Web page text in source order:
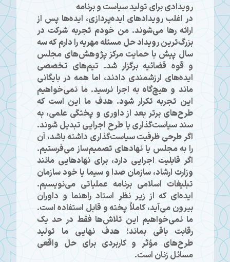
رویدادی برای تولید سیاست و برنامه
در اغلب رویدادهای ایده‌پردازی، ایده‌ها پس از
ارائه رها می‌شوند. من خودم تجربه شرکت در
بزرگ‌ترین رویداد حل مسئله مهریه را دارم که سه
سال پیش با حمایت مرکز پژوهش‌های مجلس
و قوه قضائیه برگزار شد. تیم‌های تخصصی
ایده‌های ارزشمندی دادند، اما همه در بایگانی
ماند و هیچ‌گاه به اجرا نرسید. ما نمی‌خواهیم
این تجربه تکرار شود. هدف ما این است که
طرح‌های برتر بعد از داوری و پختگی علمی، به
سند سیاست‌گذاری یا طرح اجرایی تبدیل شوند.
اگر طرحی ظرفیت سیاست‌گذاری داشته باشد، آن
را به مجلس یا نهادهای تصمیم‌ساز می‌فرستیم.
اگر قابلیت اجرایی دارد، برای نهادهایی مانند
وزارت ارشاد، سازمان صدا و سیما یا خود سازمان
تبلیغات اسلامی برنامه عملیاتی می‌نویسیم.
ایده‌ای که از زیر نظر استاد راهنما و داوران
بیرون می‌آید، کاملاً پخته و قابل استفاده است.
ما نمی‌خواهیم این تلاش‌ها فقط در حد یک
رقابت باقی بماند؛ هدف نهایی ما تولید
طرح‌های مؤثر و کاربردی برای حل واقعی
مسائل زنان است.